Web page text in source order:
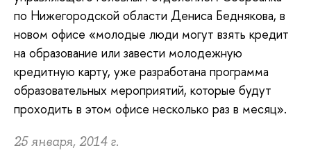
по Нижегородской области Дениса Беднякова, в
новом офисе «молодые люди могут взять кредит
на образование или завести молодежную
кредитную карту, уже разработана программа
образовательных мероприятий, которые будут
проходить в этом офисе несколько раз в месяц».
25 января, 2014 г.